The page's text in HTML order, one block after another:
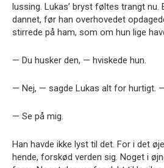
lussing. Lukas’ bryst føltes trangt nu.
dannet, før han overhovedet
stirrede på ham, som om hun lige
— Du husker den, — hviskede hun.
— Nej, — sagde Lukas alt for hurtigt.
— Se på mig.
Han havde ikke lyst til det. For i det
hende, forskød verden sig. Noget i